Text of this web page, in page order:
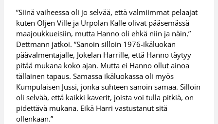
”Siinä vaiheessa oli jo selvää, että valmiimmat pelaajat
kuten Oljen Ville ja Urpolan Kalle olivat pääsemässä
maajoukkueisiin, mutta Hanno oli ehkä niin ja näin,”
Dettmann jatkoi. ”Sanoin silloin 1976-ikäluokan
päävalmentajalle, Jokelan Harrille, että Hanno täytyy
pitää mukana koko ajan. Mutta ei Hanno ollut ainoa
tällainen tapaus. Samassa ikäluokassa oli myös
Kumpulaisen Jussi, jonka suhteen sanoin samaa. Silloin
oli selvää, että kaikki kaverit, joista voi tulla pitkiä, on
pidettävä mukana. Eikä Harri vastustanut sitä
ollenkaan.”